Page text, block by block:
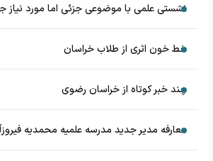
نشستی علمی با موضوعی جزئی اما مورد نیاز
خط خون اثری از طلاب خراسان
چند خبر کوتاه از خراسان رضوی
معارفه مدیر جدید مدرسه علمیه محمدیه